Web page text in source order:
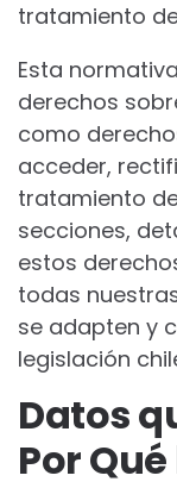
tratamiento
Esta
derechos
como
acceder,
tratamiento
secciones,
estos
todas
se adapten y
legislación
Datos
Por